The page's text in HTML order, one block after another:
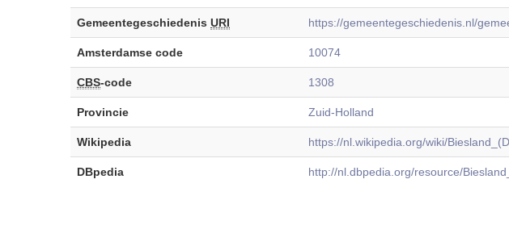
Gemeentegeschiedenis URI https://gemeentegeschiedenis.nl/
Amsterdamse code 10074
CBS-code 1308
Provincie Zuid-Holland
Wikipedia https://nl.wikipedia.org/wiki/
DBpedia http://nl.dbpedia.org/resource/